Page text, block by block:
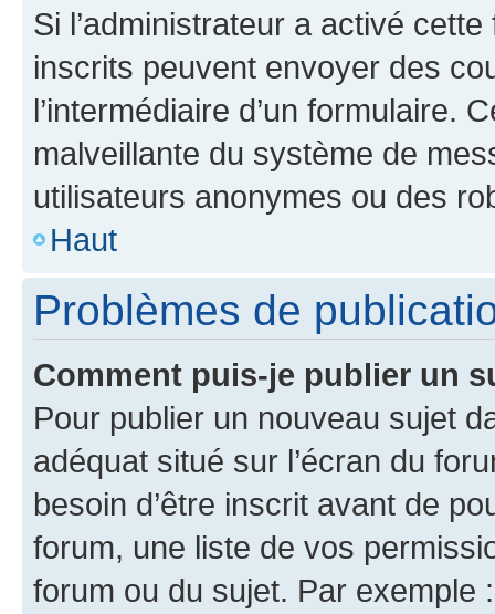
Si l’administrateur a activé
inscrits peuvent envoyer des
l’intermédiaire d’un formulaire.
malveillante du système de
utilisateurs anonymes ou des
Haut
Problèmes de
Comment puis-je publier un
Pour publier un nouveau sujet
adéquat situé sur l’écran du
besoin d’être inscrit avant de
forum, une liste de vos
forum ou du sujet. Par exemple